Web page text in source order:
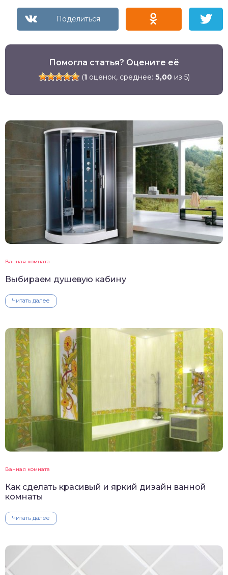
Помогла статья? Оцените её
(1оценок, среднее: 5,00из 5)
Ванная комната
Выбираем душевую кабину
Читать далее
Ванная комната
Как сделать красивый и яркий дизайн ванной
комнаты
Читать далее